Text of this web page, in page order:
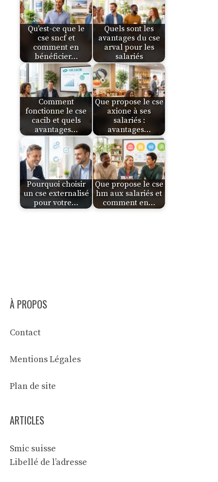
Qu’est-ce que le
cse sncf et
comment en
bénéficier…
Quels sont les
avantages du cse
arval pour les
salariés
Comment
fonctionne le cse
cacib et quels
avantages…
Que propose le cse
axione à ses
salariés :
avantages…
Pourquoi choisir
un cse externalisé
pour votre…
Que propose le cse
hm aux salariés et
comment en…
À PROPOS
Contact
Mentions Légales
Plan de site
ARTICLES
Smic suisse
Libellé de l’adresse